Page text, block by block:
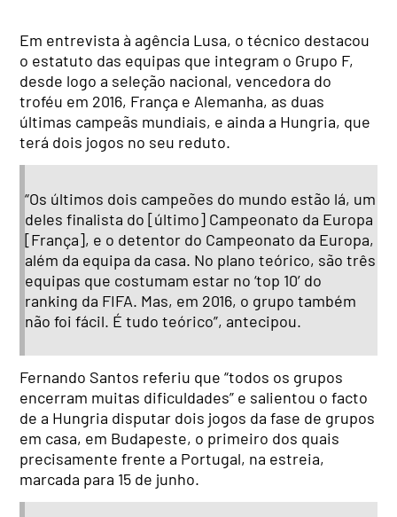
Em entrevista à agência Lusa, o técnico destacou
o estatuto das equipas que integram o Grupo F,
desde logo a seleção nacional, vencedora do
troféu em 2016, França e Alemanha, as duas
últimas campeãs mundiais, e ainda a Hungria, que
terá dois jogos no seu reduto.
“Os últimos dois campeões do mundo estão lá, um
deles finalista do [último] Campeonato da Europa
[França], e o detentor do Campeonato da Europa,
além da equipa da casa. No plano teórico, são três
equipas que costumam estar no ‘top 10’ do
ranking da FIFA. Mas, em 2016, o grupo também
não foi fácil. É tudo teórico”, antecipou.
Fernando Santos referiu que “todos os grupos
encerram muitas dificuldades” e salientou o facto
de a Hungria disputar dois jogos da fase de grupos
em casa, em Budapeste, o primeiro dos quais
precisamente frente a Portugal, na estreia,
marcada para 15 de junho.